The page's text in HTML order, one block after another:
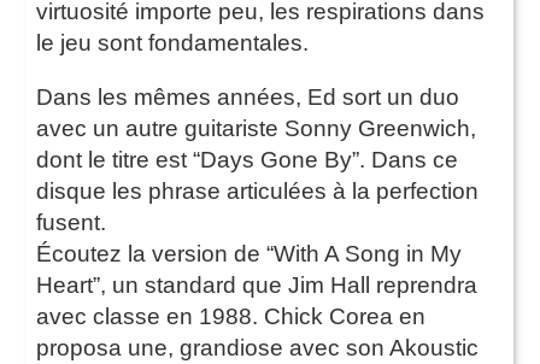
virtuosité importe peu, les respirations dans
le jeu sont fondamentales.
Dans les mêmes années, Ed sort un duo
avec un autre guitariste Sonny Greenwich,
dont le titre est “Days Gone By”. Dans ce
disque les phrase articulées à la perfection
fusent.
Écoutez la version de “With A Song in My
Heart”, un standard que Jim Hall reprendra
avec classe en 1988. Chick Corea en
proposa une, grandiose avec son Akoustic